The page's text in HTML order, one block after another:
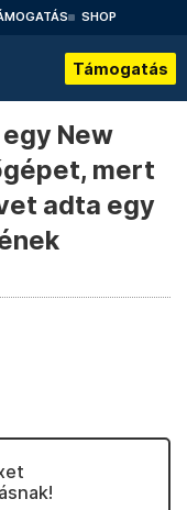
SHOP
Támogatás
New
mert
adta egy